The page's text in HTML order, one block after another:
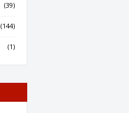
(39)
(144)
(1)